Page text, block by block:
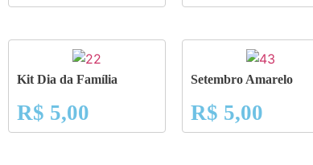
Kit Dia da Família
R$ 5,00
Setembro Amarelo
R$ 5,00